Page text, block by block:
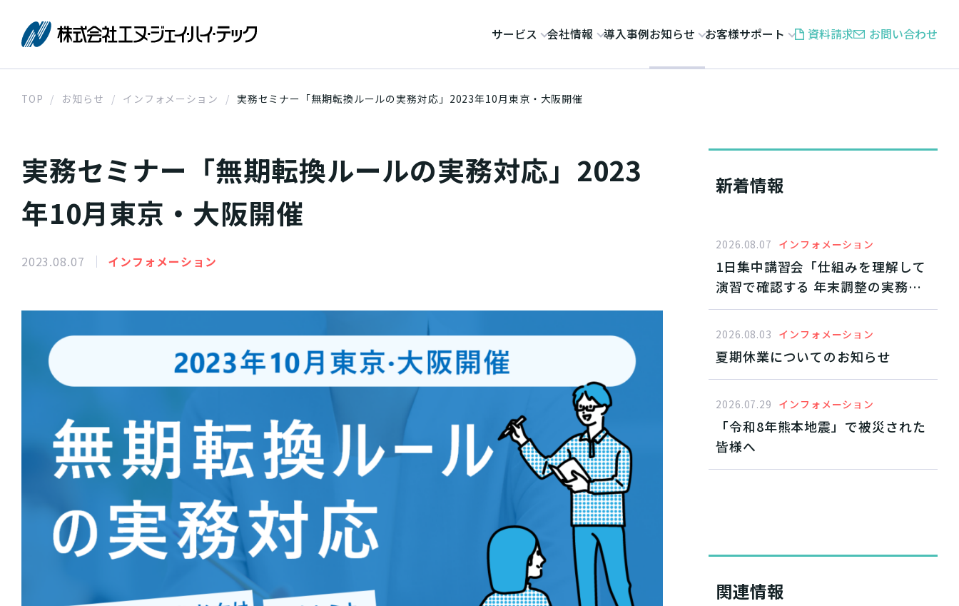
サービス 会社情報 導入事例お知らせ お客様サポート 資料請求 お問い合わせ
TOP お知らせ インフォメーション 実務セミナー「無期転換ルールの実務対応」2023年10月東京・大阪開催
実務セミナー「無期転換ルールの実務対応」2023
年10月東京・大阪開催
2023.08.07 インフォメーション
新着情報
2026.08.07 インフォメーション
1日集中講習会「仕組みを理解して
演習で確認する 年末調整の実務と
すすめ方」2026年10月東京開催・
11月オンデマンド配信
2026.08.03 インフォメーション
夏期休業についてのお知らせ
2026.07.29 インフォメーション
「令和8年熊本地震」で被災された
皆様へ
関連情報